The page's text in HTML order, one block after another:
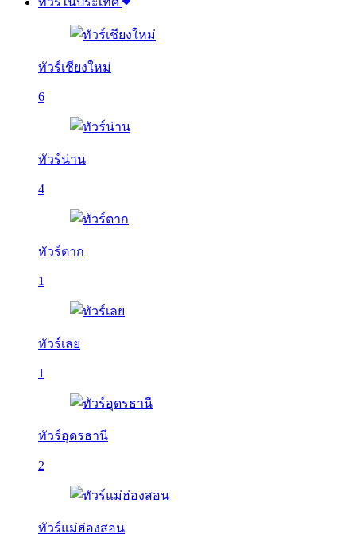
ทัวร์เชียงใหม่
6
ทัวร์น่าน
4
ทัวร์ตาก
1
ทัวร์เลย
1
ทัวร์อุดรธานี
2
ทัวร์แม่ฮ่องสอน